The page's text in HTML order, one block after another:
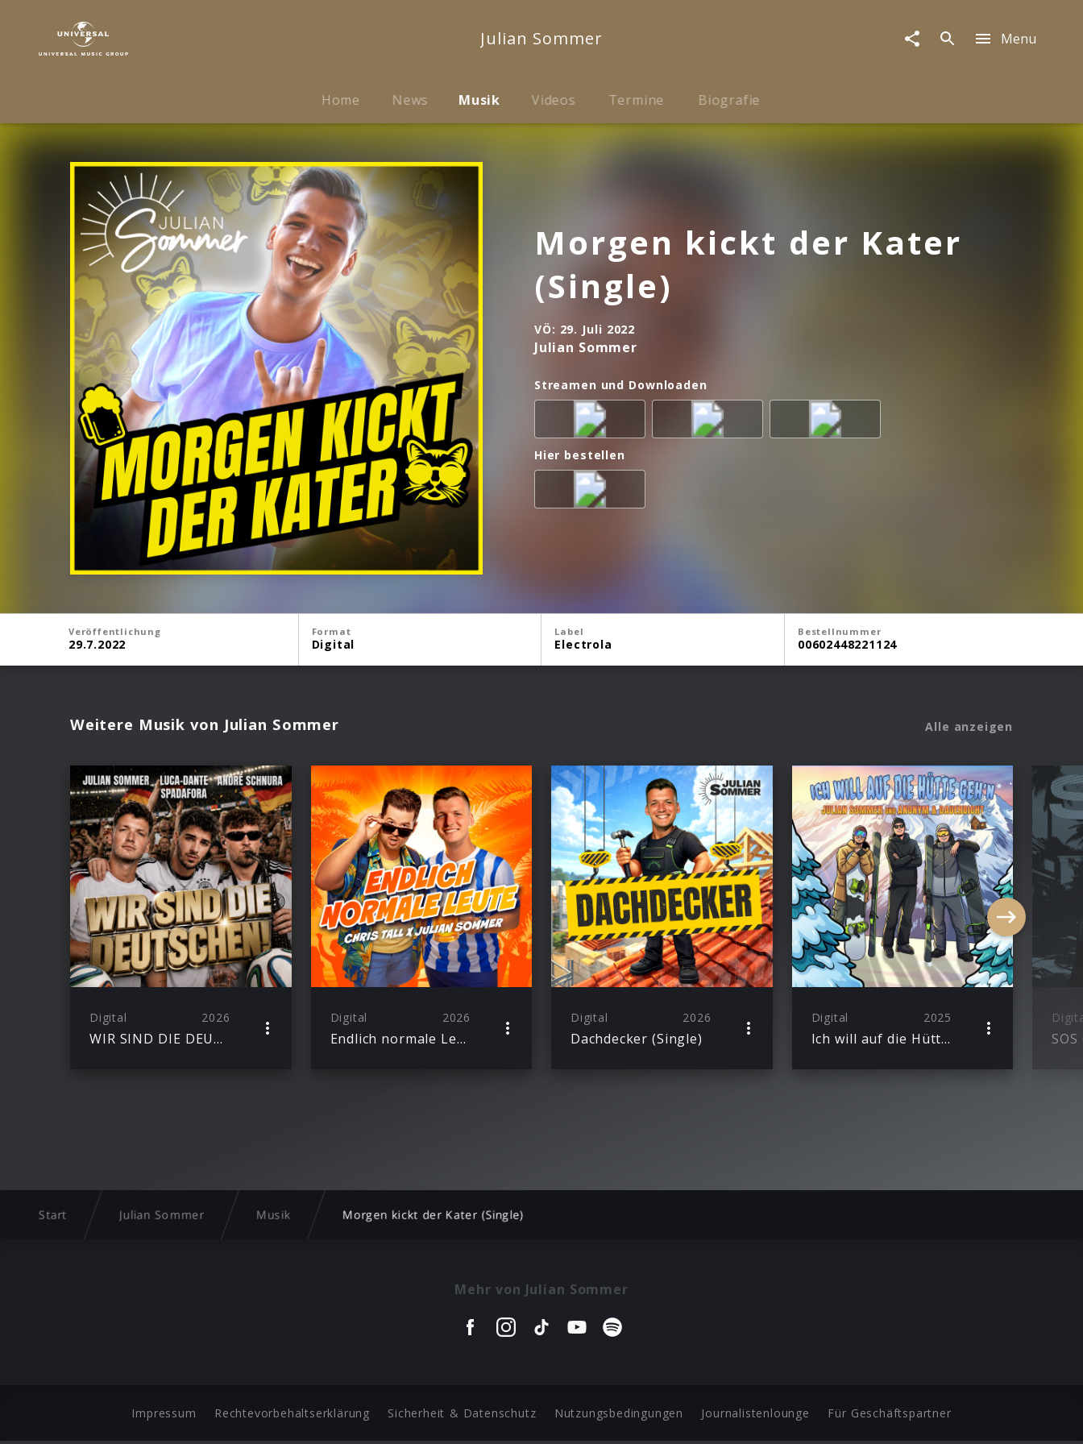
kickt
Julian Sommer Menu
Home News Musik Videos Termine Biografie
Morgen kickt der Kater
(Single)
VÖ: 29. Juli 2022
Julian Sommer
Streamen und Downloaden
Hier bestellen
Veröffentlichung
29.7.2022
Format
Digital
Label
Electrola
Bestellnummer
00602448221124
Weitere Musik von Julian Sommer Alle anzeigen
Digital 2026
WIR SIND DIE DEUTSCHEN (Single)
Digital 2026
Endlich normale Leute (Single)
Digital 2026
Dachdecker (Single)
Digital 2025
Ich will auf die Hütte geh’n (Single)
Start Julian Sommer Musik Morgen kickt der Kater (Single)
Mehr von Julian Sommer
Impressum Rechtevorbehaltserklärung Sicherheit & Datenschutz Nutzungsbedingungen Journalistenlounge Für Geschäftspartner